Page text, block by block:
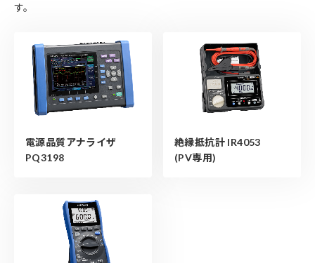
す。
電源品質アナライザ
PQ3198
絶縁抵抗計 IR4053
(PV専用)